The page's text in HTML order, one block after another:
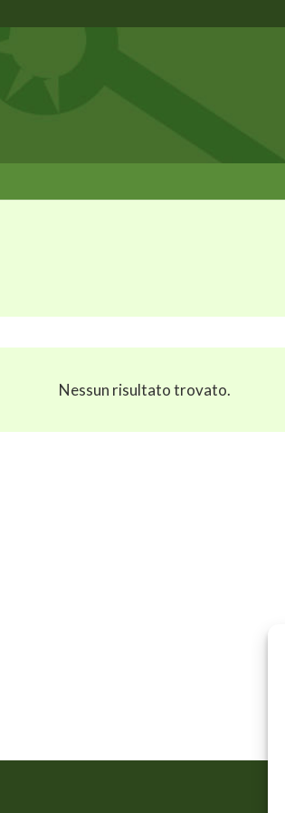
Nessun risultato trovato.